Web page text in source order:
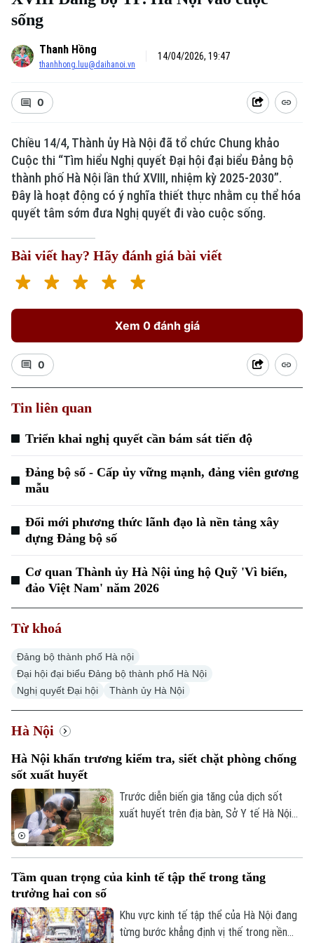
Xu hướng
sống
Thanh Hồng
thanhhong.luu@daihanoi.vn
14/04/2026, 19:47
0
Chiều 14/4, Thành ủy Hà Nội đã tổ chức Chung khảo
Cuộc thi “Tìm hiểu Nghị quyết Đại hội đại biểu Đảng bộ
thành phố Hà Nội lần thứ XVIII, nhiệm kỳ 2025-2030”.
Đây là hoạt động có ý nghĩa thiết thực nhằm cụ thể hóa
quyết tâm sớm đưa Nghị quyết đi vào cuộc sống.
Bài viết hay? Hãy đánh giá bài viết
Xem 0 đánh giá
0
Tin liên quan
Triển khai nghị quyết cần bám sát tiến độ
Đảng bộ số - Cấp ủy vững mạnh, đảng viên gương
mẫu
Đổi mới phương thức lãnh đạo là nền tảng xây
dựng Đảng bộ số
Cơ quan Thành ủy Hà Nội ủng hộ Quỹ 'Vì biển,
đảo Việt Nam' năm 2026
Từ khoá
Đảng bộ thành phố Hà nội
Đại hội đại biểu Đảng bộ thành phố Hà Nội
Nghị quyết Đại hội
Thành ủy Hà Nội
Hà Nội
Hà Nội khẩn trương kiểm tra, siết chặt phòng chống
sốt xuất huyết
Trước diễn biến gia tăng của dịch sốt
xuất huyết trên địa bàn, Sở Y tế Hà Nội
sẽ thành lập các đoàn kiểm tra, giám sát
phường.
Tầm quan trọng của kinh tế tập thể trong tăng
trưởng hai con số
Khu vực kinh tế tập thể của Hà Nội đang
từng bước khẳng định vị thế trong nền